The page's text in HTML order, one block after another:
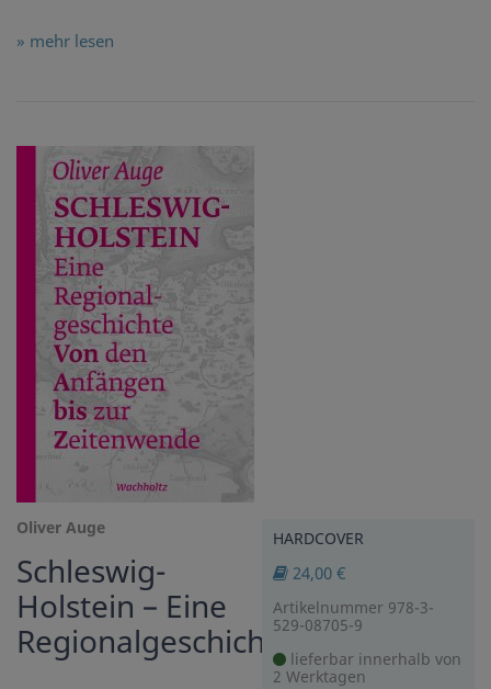
» mehr lesen
Oliver Auge
Schleswig-
Holstein – Eine
Regionalgeschichte
HARDCOVER
24,00 €
Artikelnummer 978-3-
529-08705-9
lieferbar innerhalb von
2 Werktagen